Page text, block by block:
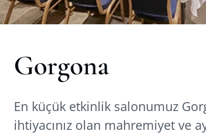
Gorgona
En küçük etkinlik salonumuz
ihtiyacınız olan mahremiyet ve